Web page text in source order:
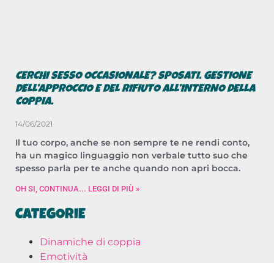
CERCHI SESSO OCCASIONALE? SPOSATI. GESTIONE
DELL’APPROCCIO E DEL RIFIUTO ALL’INTERNO DELLA
COPPIA.
14/06/2021
Il tuo corpo, anche se non sempre te ne rendi conto,
ha un magico linguaggio non verbale tutto suo che
spesso parla per te anche quando non apri bocca.
OH SI, CONTINUA... LEGGI DI PIÙ »
CATEGORIE
Dinamiche di coppia
Emotività